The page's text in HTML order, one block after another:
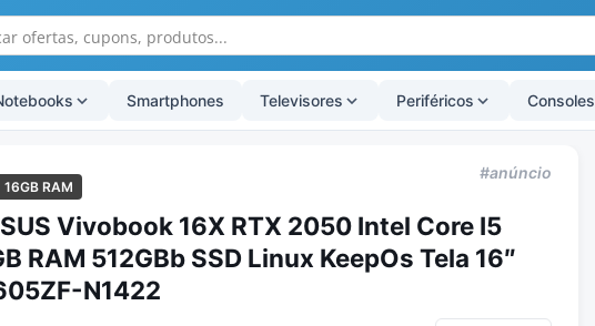
Smartphones Televisores Periféricos Consoles
16GB RAM
#anúncio
Vivobook 16X RTX 2050 Intel Core I5
RAM 512GBb SSD Linux KeepOs Tela 16″
N1422